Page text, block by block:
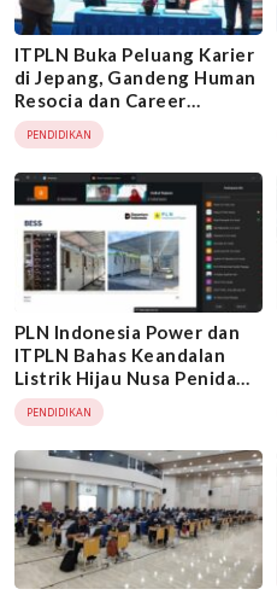
ITPLN Buka Peluang Karier
di Jepang, Gandeng Human
Resocia dan Career
Diversity
PENDIDIKAN
PLN Indonesia Power dan
ITPLN Bahas Keandalan
Listrik Hijau Nusa Penida
Berbasis PLTS
PENDIDIKAN